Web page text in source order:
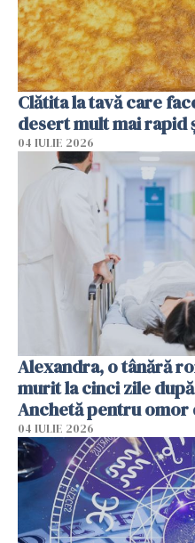
Clătita la tavă care
desert mult mai rapid
04 IULIE 2026
Alexandra, o tânără
murit la cinci zile
Anchetă pentru omor
04 IULIE 2026